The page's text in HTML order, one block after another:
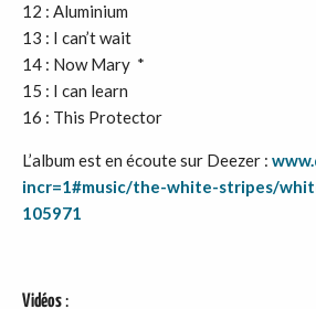
12 : Aluminium
13 : I can’t wait
14 : Now Mary *
15 : I can learn
16 : This Protector
L’album est en écoute sur Deezer :
incr=1#music/the-white-stripes/
105971
Vidéos: